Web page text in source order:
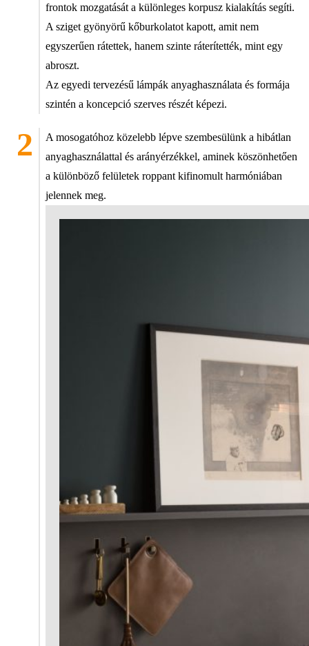
frontok mozgatását a különleges korpusz kialakítás segíti.
A sziget gyönyörű kőburkolatot kapott, amit nem
egyszerűen rátettek, hanem szinte ráterítették, mint egy
abroszt.
Az egyedi tervezésű lámpák anyaghasználata és formája
szintén a koncepció szerves részét képezi.
A mosogatóhoz közelebb lépve szembesülünk a hibátlan
anyaghasználattal és arányérzékkel, aminek köszönhetően
a különböző felületek roppant kifinomult harmóniában
jelennek meg.